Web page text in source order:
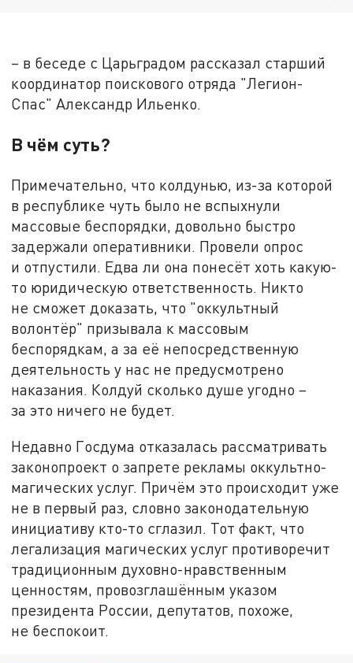
– в беседе с Царьградом рассказал старший
координатор поискового отряда "Легион-
Спас" Александр Ильенко.
В чём суть?
Примечательно, что колдунью, из-за которой
в республике чуть было не вспыхнули
массовые беспорядки, довольно быстро
задержали оперативники. Провели опрос
и отпустили. Едва ли она понесёт хоть какую-
то юридическую ответственность. Никто
не сможет доказать, что "оккультный
волонтёр" призывала к массовым
беспорядкам, а за её непосредственную
деятельность у нас не предусмотрено
наказания. Колдуй сколько душе угодно –
за это ничего не будет.
Недавно Госдума отказалась рассматривать
законопроект о запрете рекламы оккультно-
магических услуг. Причём это происходит уже
не в первый раз, словно законодательную
инициативу кто-то сглазил. Тот факт, что
легализация магических услуг противоречит
традиционным духовно-нравственным
ценностям, провозглашённым указом
президента России, депутатов, похоже,
не беспокоит.